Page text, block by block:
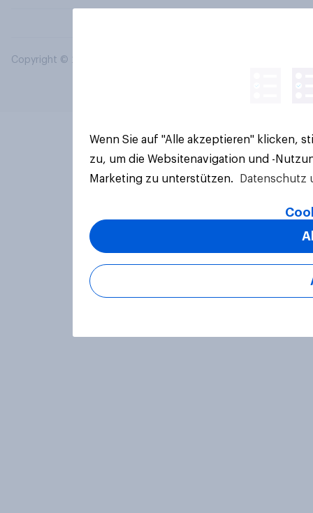
Copyright © 2026 YouGov PLC. Alle Rechte vorbehalten.
Wenn Sie auf "Alle akzeptieren" klicken,
zu, um die Websitenavigation und -
Marketing zu unterstützen.
Datenschutz